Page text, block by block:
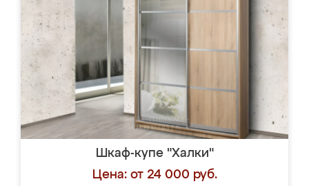
Шкаф-купе "Халки"
Цена: от 24 000 руб.